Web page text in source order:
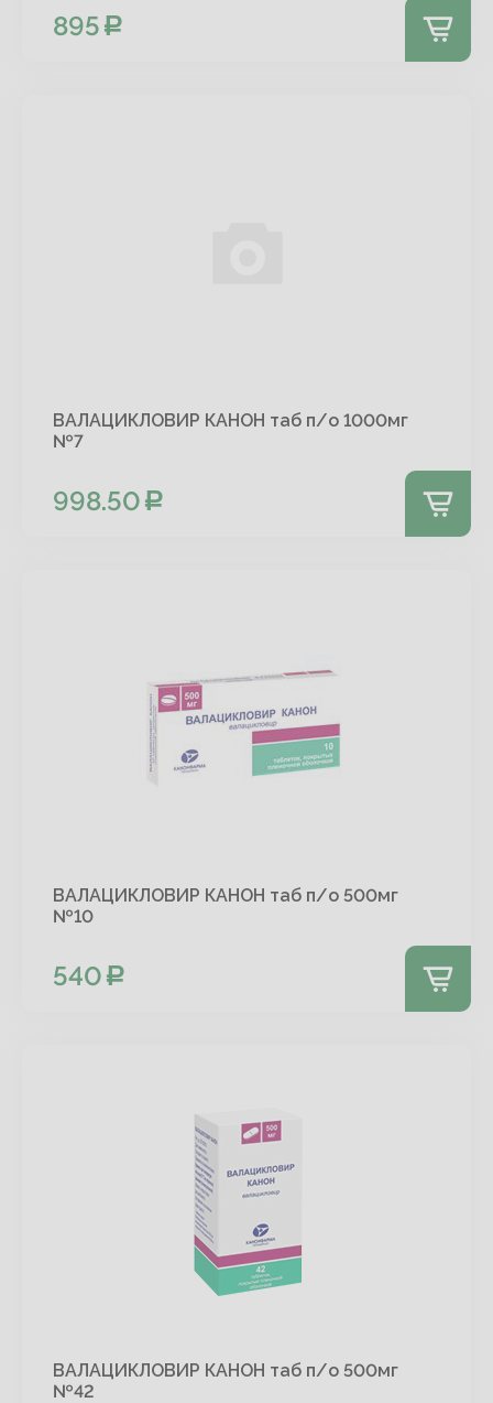
895
ВАЛАЦИКЛОВИР КАНОН таб п/о 1000мг
№7
998.50
ВАЛАЦИКЛОВИР КАНОН таб п/о 500мг
№10
540
ВАЛАЦИКЛОВИР КАНОН таб п/о 500мг
№42